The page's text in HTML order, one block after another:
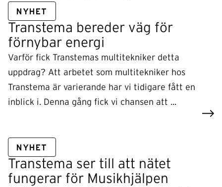
NYHET
Transtema bereder väg för
förnybar energi
Varför fick Transtemas multitekniker detta
uppdrag? Att arbetet som multitekniker hos
Transtema är varierande har vi tidigare fått en
inblick i. Denna gång fick vi chansen att ...
NYHET
Transtema ser till att nätet
fungerar för Musikhjälpen